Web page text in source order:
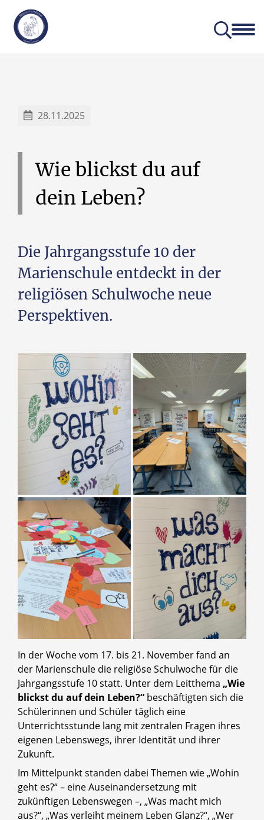
28.11.2025
Wie blickst du auf
dein Leben?
Die Jahrgangsstufe 10 der
Marienschule entdeckt in der
religiösen Schulwoche neue
Perspektiven.
In der Woche vom 17. bis 21. November fand an
der Marienschule die religiöse Schulwoche für die
Jahrgangsstufe 10 statt. Unter dem Leitthema „Wie
blickst du auf dein Leben?“ beschäftigten sich die
Schülerinnen und Schüler täglich eine
Unterrichtsstunde lang mit zentralen Fragen ihres
eigenen Lebenswegs, ihrer Identität und ihrer
Zukunft.
Im Mittelpunkt standen dabei Themen wie „Wohin
geht es?“ – eine Auseinandersetzung mit
zukünftigen Lebenswegen –, „Was macht mich
aus?“, „Was verleiht meinem Leben Glanz?“, „Wer